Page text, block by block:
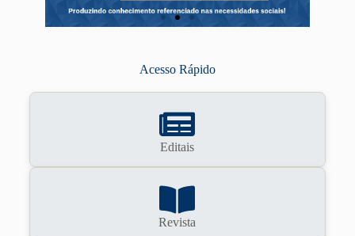
Acesso Rápido
Editais
Revista